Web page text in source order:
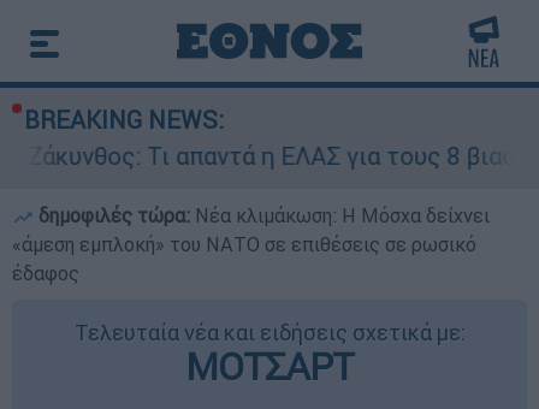
BREAKING NEWS:
Τι απαντά η ΕΛΑΣ για τους 8 βιασμούς
δημοφιλές τώρα: Νέα κλιμάκωση: Η Μόσχα δείχνει
«άμεση εμπλοκή» του ΝΑΤΟ σε επιθέσεις σε ρωσικό
έδαφος
Τελευταία νέα και ειδήσεις σχετικά με:
ΜΟΤΣΑΡΤ